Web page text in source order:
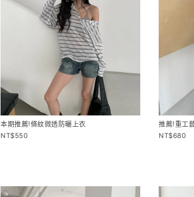
本期推薦!條紋微透防曬上衣
550
推薦!重工
680